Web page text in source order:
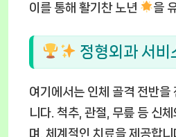
이를 통해 활기찬 노년
을
정형외과 서비
여기에서는 인체 골격 전반을
니다. 척추, 관절, 무릎 등 신
며, 체계적인 치료을 제공합니